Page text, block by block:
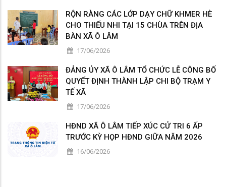
RỘN RÀNG CÁC LỚP DẠY CHỮ KHMER HÈ
CHO THIẾU NHI TẠI 15 CHÙA TRÊN ĐỊA
BÀN XÃ Ô LÂM
17/06/2026
ĐẢNG ỦY XÃ Ô LÂM TỔ CHỨC LỄ CÔNG BỐ
QUYẾT ĐỊNH THÀNH LẬP CHI BỘ TRẠM Y
TẾ XÃ
17/06/2026
HĐND XÃ Ô LÂM TIẾP XÚC CỬ TRI 6 ẤP
TRƯỚC KỲ HỌP HĐND GIỮA NĂM 2026
16/06/2026